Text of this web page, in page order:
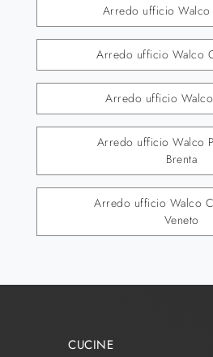
Arredo ufficio Walco
Arredo ufficio Walco
Arredo ufficio
Arredo ufficio Walco
Brenta
Arredo ufficio Walco
Veneto
CUCINE